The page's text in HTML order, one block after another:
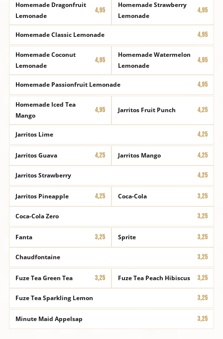
Homemade Dragonfruit
Lemonade
4,95
Homemade Strawberry
Lemonade
4,95
Homemade Classic Lemonade 4,95
Homemade Coconut
Lemonade
4,95
Homemade Watermelon
Lemonade
4,95
Homemade Passionfruit Lemonade 4,95
Homemade Iced Tea
Mango
4,95 Jarritos Fruit Punch 4,25
Jarritos Lime 4,25
Jarritos Guava 4,25 Jarritos Mango 4,25
Jarritos Strawberry 4,25
Jarritos Pineapple 4,25 Coca-Cola 3,25
Coca-Cola Zero 3,25
Fanta 3,25 Sprite 3,25
Chaudfontaine 3,25
Fuze Tea Green Tea 3,25 Fuze Tea Peach Hibiscus 3,25
Fuze Tea Sparkling Lemon 3,25
Minute Maid Appelsap 3,25